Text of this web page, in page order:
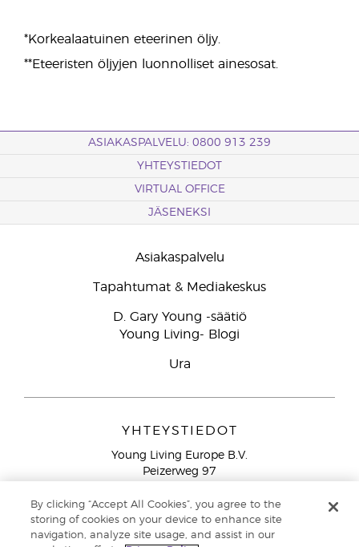
*Korkealaatuinen eteerinen öljy.
**Eteeristen öljyjen luonnolliset ainesosat.
ASIAKASPALVELU: 0800 913 239
YHTEYSTIEDOT
VIRTUAL OFFICE
JÄSENEKSI
Asiakaspalvelu
Tapahtumat & Mediakeskus
D. Gary Young -säätiö
Young Living- Blogi
Ura
YHTEYSTIEDOT
Young Living Europe B.V.
Peizerweg 97
Netherlands
Ilmainen yhteydenotto lankanumeroista Suomesta
913 239
By clicking “Accept All Cookies”, you agree to the
storing of cookies on your device to enhance site
navigation, analyze site usage, and assist in our